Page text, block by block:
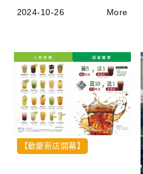
2024-10-26 More
【歡慶新店開幕】